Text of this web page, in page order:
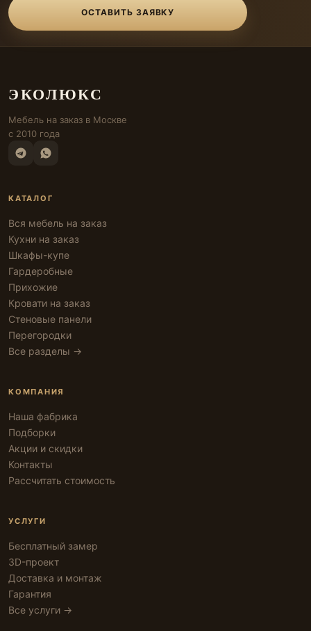
ОСТАВИТЬ ЗАЯВКУ
ЭКОЛЮКС
Мебель на заказ в Москве
с 2010 года
КАТАЛОГ
Вся мебель на заказ
Кухни на заказ
Шкафы-купе
Гардеробные
Прихожие
Кровати на заказ
Стеновые панели
Перегородки
Все разделы →
КОМПАНИЯ
Наша фабрика
Подборки
Акции и скидки
Контакты
Рассчитать стоимость
УСЛУГИ
Бесплатный замер
3D-проект
Доставка и монтаж
Гарантия
Все услуги →